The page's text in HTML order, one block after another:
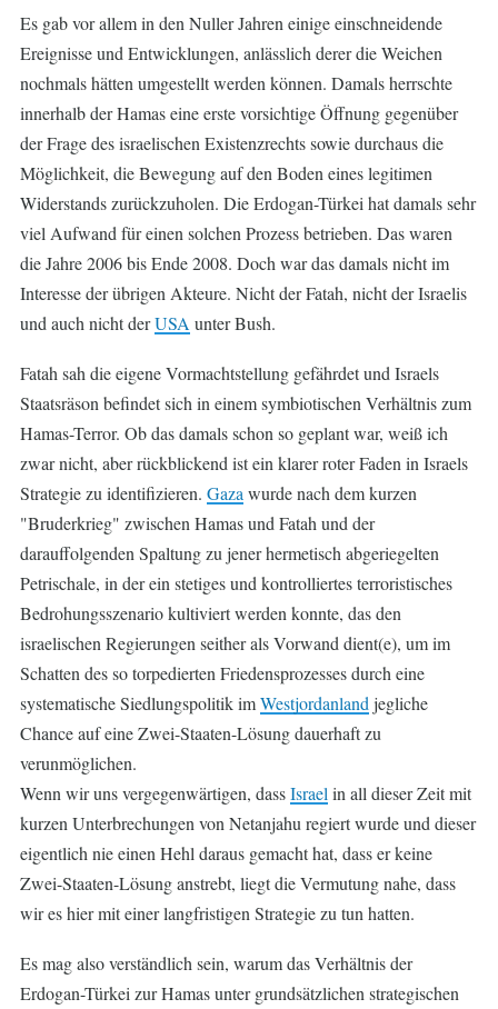
Es gab vor allem in den Nuller Jahren einige einschneidende
Ereignisse und Entwicklungen, anlässlich derer die Weichen
nochmals hätten umgestellt werden können. Damals herrschte
innerhalb der Hamas eine erste vorsichtige Öffnung gegenüber
der Frage des israelischen Existenzrechts sowie durchaus die
Möglichkeit, die Bewegung auf den Boden eines legitimen
Widerstands zurückzuholen. Die Erdogan-Türkei hat damals sehr
viel Aufwand für einen solchen Prozess betrieben. Das waren
die Jahre 2006 bis Ende 2008. Doch war das damals nicht im
Interesse der übrigen Akteure. Nicht der Fatah, nicht der Israelis
und auch nicht derUSA unter Bush.
Fatah sah die eigene Vormachtstellung gefährdet und Israels
Staatsräson befindet sich in einem symbiotischen Verhältnis zum
Hamas-Terror. Ob das damals schon so geplant war, weiß ich
zwar nicht, aber rückblickend ist ein klarer roter Faden in Israels
Strategie zu identifizieren. Gaza wurde nach dem kurzen
"Bruderkrieg" zwischen Hamas und Fatah und der
darauffolgenden Spaltung zu jener hermetisch abgeriegelten
Petrischale, in der ein stetiges und kontrolliertes terroristisches
Bedrohungsszenario kultiviert werden konnte, das den
israelischen Regierungen seither als Vorwand dient(e), um im
Schatten des so torpedierten Friedensprozesses durch eine
systematische Siedlungspolitik imWestjordanland jegliche
Chance auf eine Zwei-Staaten-Lösung dauerhaft zu
verunmöglichen.
Wenn wir uns vergegenwärtigen, dassIsrael in all dieser Zeit mit
kurzen Unterbrechungen von Netanjahu regiert wurde und dieser
eigentlich nie einen Hehl daraus gemacht hat, dass er keine
Zwei-Staaten-Lösung anstrebt, liegt die Vermutung nahe, dass
wir es hier mit einer langfristigen Strategie zu tun hatten.
Es mag also verständlich sein, warum das Verhältnis der
Erdogan-Türkei zur Hamas unter grundsätzlichen strategischen